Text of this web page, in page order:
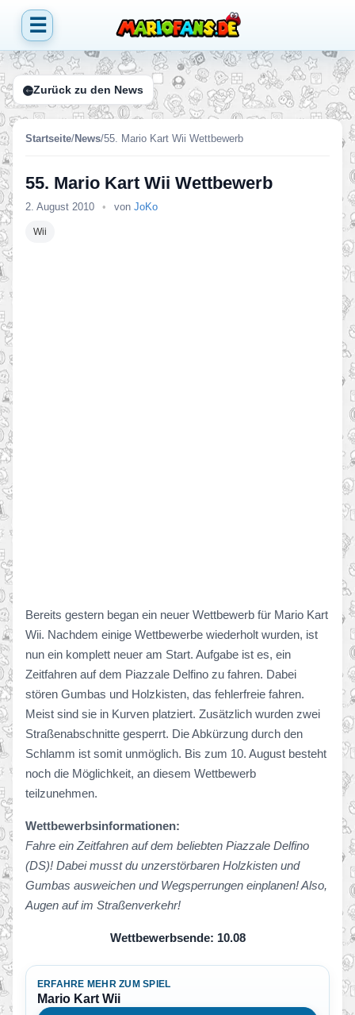
☰
Zurück zu den News
Startseite/News/55. Mario Kart Wii Wettbewerb
55. Mario Kart Wii Wettbewerb
2. August 2010 • von JoKo
Wii
Bereits gestern began ein neuer Wettbewerb für Mario Kart
Wii. Nachdem einige Wettbewerbe wiederholt wurden, ist
nun ein komplett neuer am Start. Aufgabe ist es, ein
Zeitfahren auf dem Piazzale Delfino zu fahren. Dabei
stören Gumbas und Holzkisten, das fehlerfreie fahren.
Meist sind sie in Kurven platziert. Zusätzlich wurden zwei
Straßenabschnitte gesperrt. Die Abkürzung durch den
Schlamm ist somit unmöglich. Bis zum 10. August besteht
noch die Möglichkeit, an diesem Wettbewerb
teilzunehmen.
Wettbewerbsinformationen:
Fahre ein Zeitfahren auf dem beliebten Piazzale Delfino
(DS)! Dabei musst du unzerstörbaren Holzkisten und
Gumbas ausweichen und Wegsperrungen einplanen! Also,
Augen auf im Straßenverkehr!
Wettbewerbsende: 10.08
ERFAHRE MEHR ZUM SPIEL
Mario Kart Wii